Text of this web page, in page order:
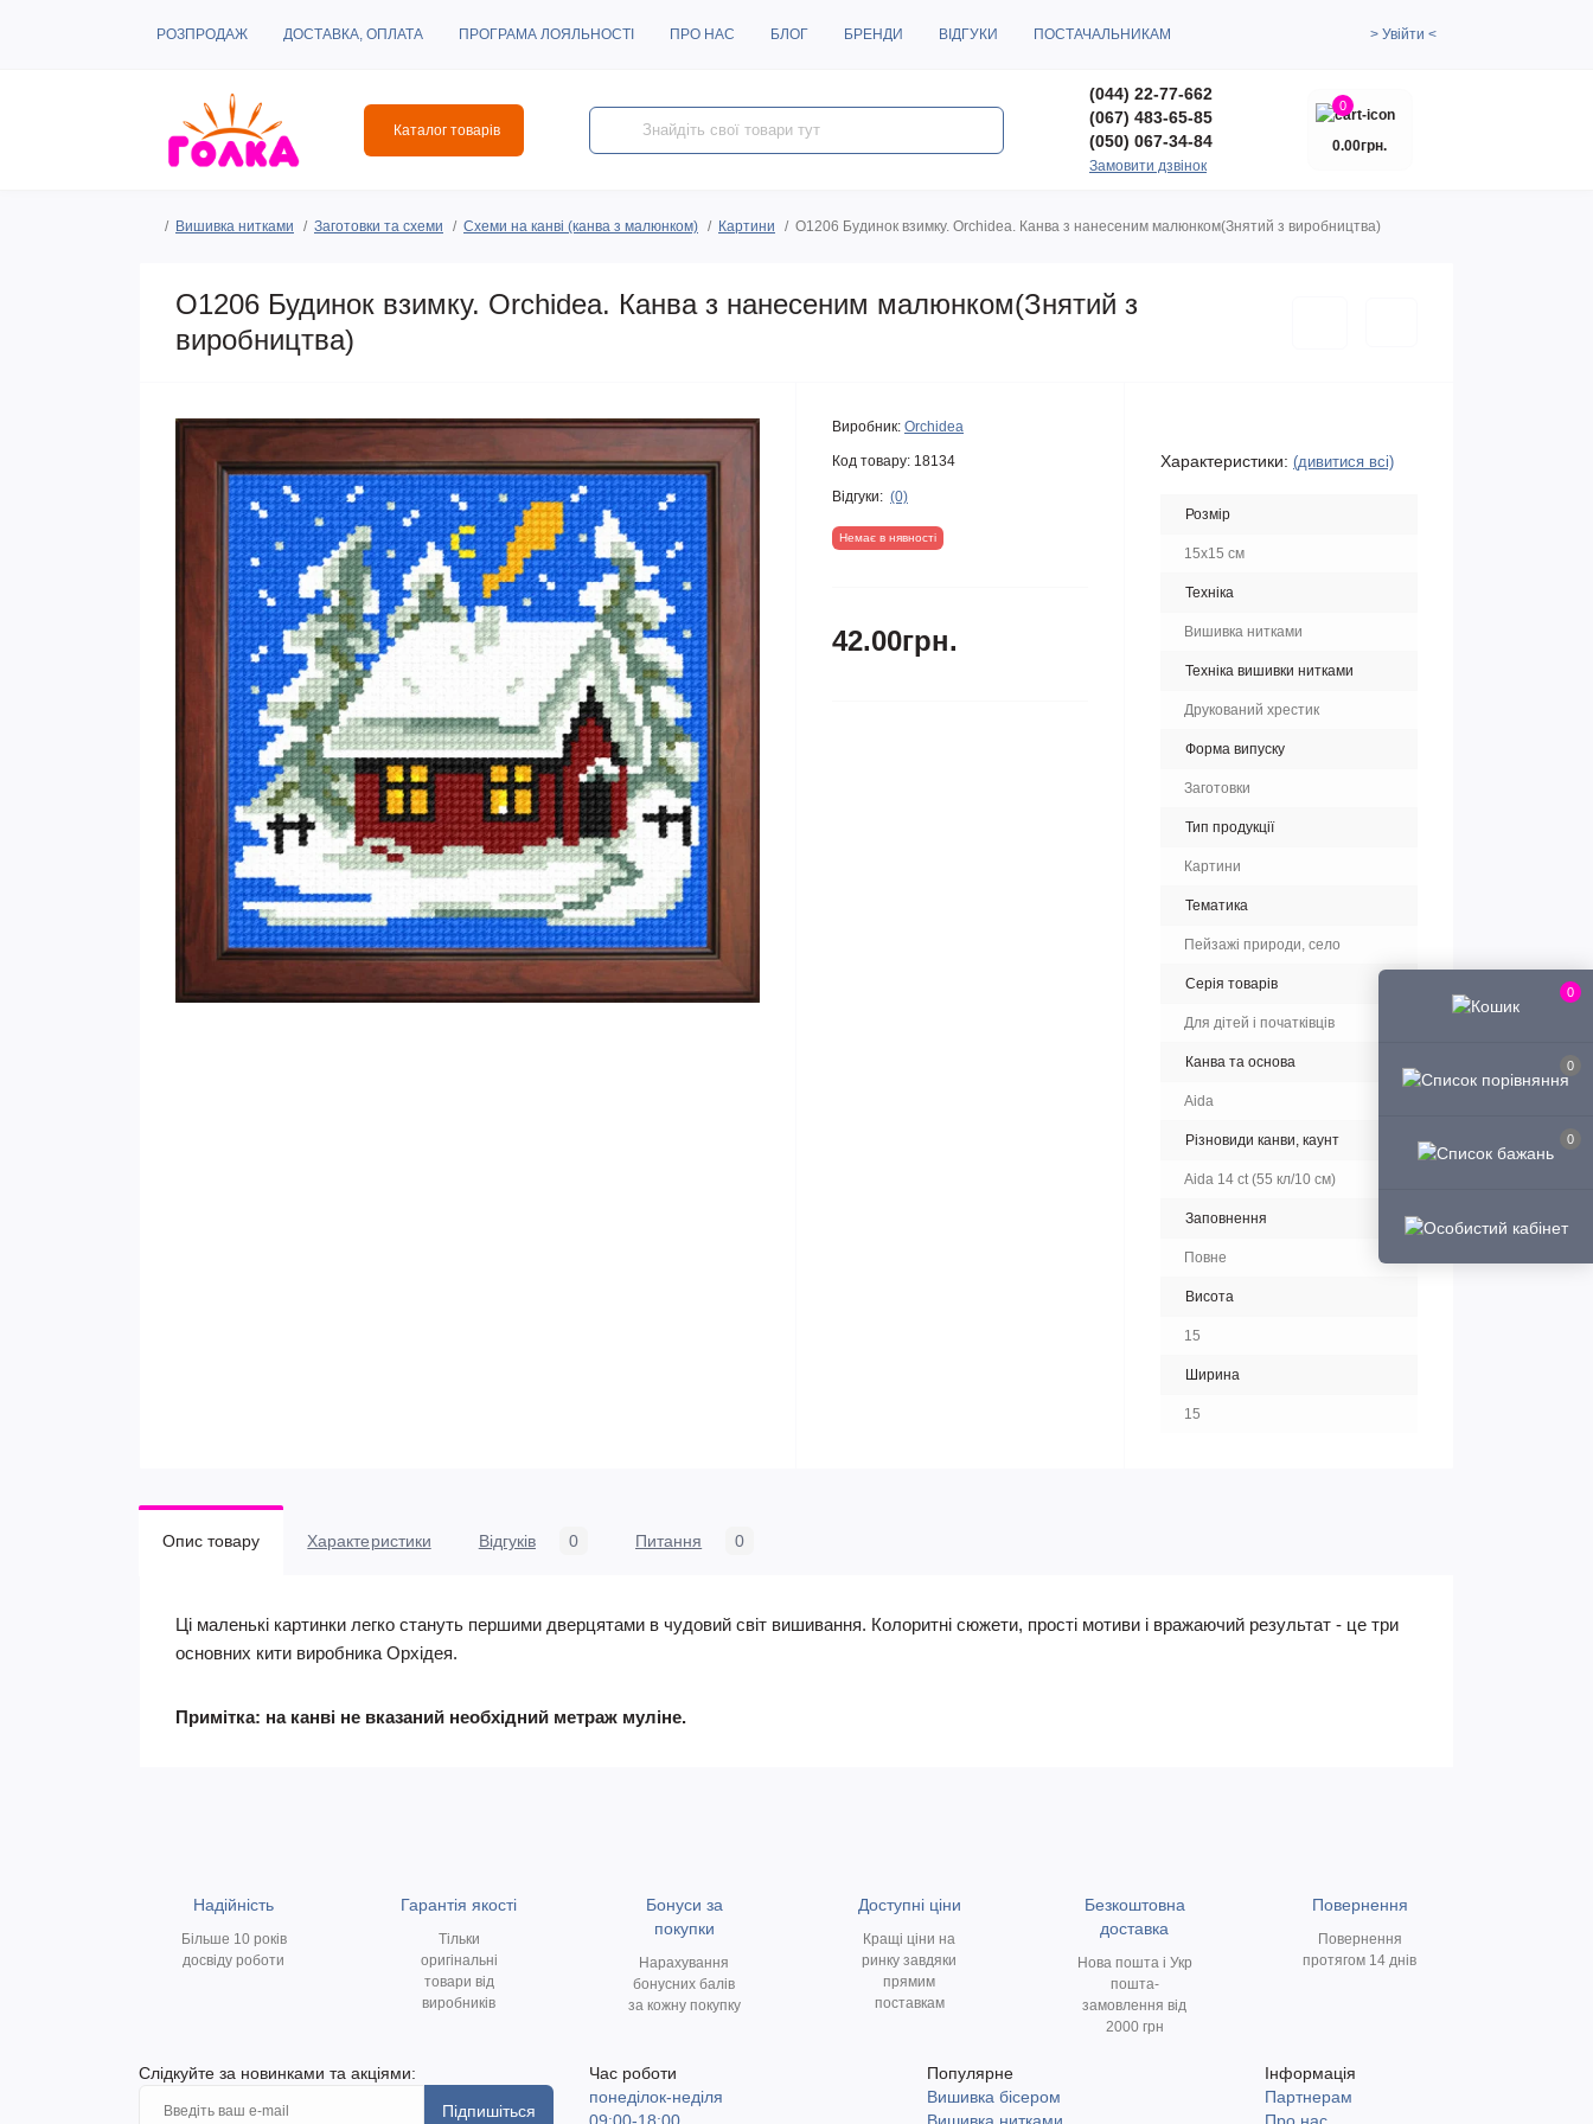
0
0
0
РОЗПРОДАЖ ДОСТАВКА, ОПЛАТА ПРОГРАМА ЛОЯЛЬНОСТІ ПРО НАС БЛОГ БРЕНДИ ВІДГУКИ ПОСТАЧАЛЬНИКАМ > Увійти <
Каталог товарів
(044) 22-77-662
(067) 483-65-85
(050) 067-34-84
Замовити дзвінок
0
0.00грн.
Вишивка нитками Заготовки та схеми Схеми на канві (канва з малюнком) Картини O1206 Будинок взимку. Orchidea. Канва з нанесеним малюнком(Знятий з виробництва)
O1206 Будинок взимку. Orchidea. Канва з нанесеним малюнком(Знятий з
виробництва)
Виробник: Orchidea
Код товару: 18134
Відгуки: (0)
Немає в нявності
42.00грн.
Характеристики: (дивитися всі)
Розмір
15x15 см
Техніка
Вишивка нитками
Техніка вишивки нитками
Друкований хрестик
Форма випуску
Заготовки
Тип продукції
Картини
Тематика
Пейзажі природи, село
Серія товарів
Для дітей і початківців
Канва та основа
Aida
Різновиди канви, каунт
Aida 14 ct (55 кл/10 см)
Заповнення
Повне
Висота
15
Ширина
15
Опис товару Характеристики Відгуків 0 Питання 0
Ці маленькі картинки легко стануть першими дверцятами в чудовий світ вишивання. Колоритні сюжети, прості мотиви і вражаючий результат - це три
основних кити виробника Орхідея.
Примітка: на канві не вказаний необхідний метраж муліне.
Надійність
Більше 10 років
досвіду роботи
Гарантія якості
Тільки
оригінальні
товари від
виробників
Бонуси за
покупки
Нарахування
бонусних балів
за кожну покупку
Доступні ціни
Кращі ціни на
ринку завдяки
прямим
поставкам
Безкоштовна
доставка
Нова пошта і Укр
пошта-
замовлення від
2000 грн
Повернення
Повернення
протягом 14 днів
Слідкуйте за новинками та акціями:
Підпишіться
Час роботи
понеділок-неділя
Популярне
Вишивка бісером
Інформація
Партнерам